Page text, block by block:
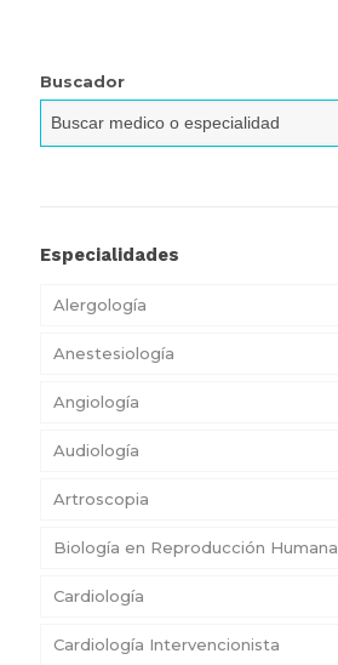
Buscador
Especialidades
Alergología
Anestesiología
Angiología
Audiología
Artroscopia
Biología en Reproducción Humana
Cardiología
Cardiología Intervencionista